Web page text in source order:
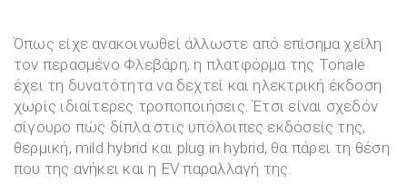
Όπως είχε ανακοινωθεί άλλωστε από επίσημα χείλη
τον περασμένο Φλεβάρη, η πλατφόρμα της Tonale
έχει τη δυνατότητα να δεχτεί και ηλεκτρική έκδοση
χωρίς ιδιαίτερες τροποποιήσεις. Έτσι είναι σχεδόν
σίγουρο πώς δίπλα στις υπόλοιπες εκδόσείς της,
θερμική, mild hybrid και plug in hybrid, θα πάρει τη θέση
που της ανήκει και η EV παραλλαγή της.